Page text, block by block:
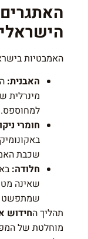
האמבטיות
האבנית:
מינרלית
למחוספס.
חומרי
שכבת
חלודה:
שאינה
שמתפשט
תהליך החידוש
מוחלטת של